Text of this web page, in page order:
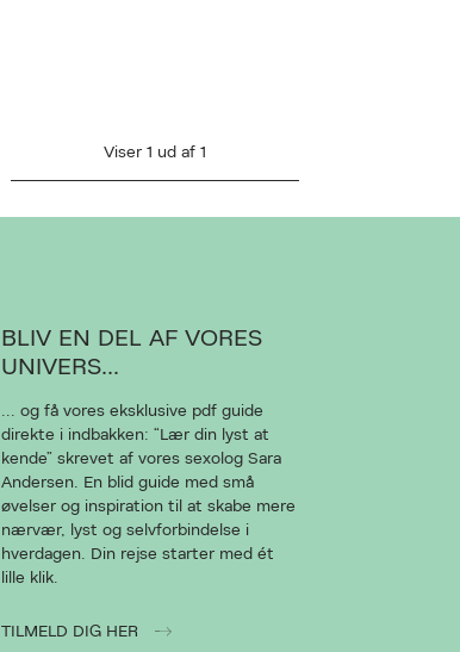
Viser 1 ud af 1
BLIV EN DEL AF VORES
UNIVERS...
... og få vores eksklusive pdf guide
direkte i indbakken: “Lær din lyst at
kende” skrevet af vores sexolog Sara
Andersen. En blid guide med små
øvelser og inspiration til at skabe mere
nærvær, lyst og selvforbindelse i
hverdagen. Din rejse starter med ét
lille klik.
TILMELD DIG HER
Luk